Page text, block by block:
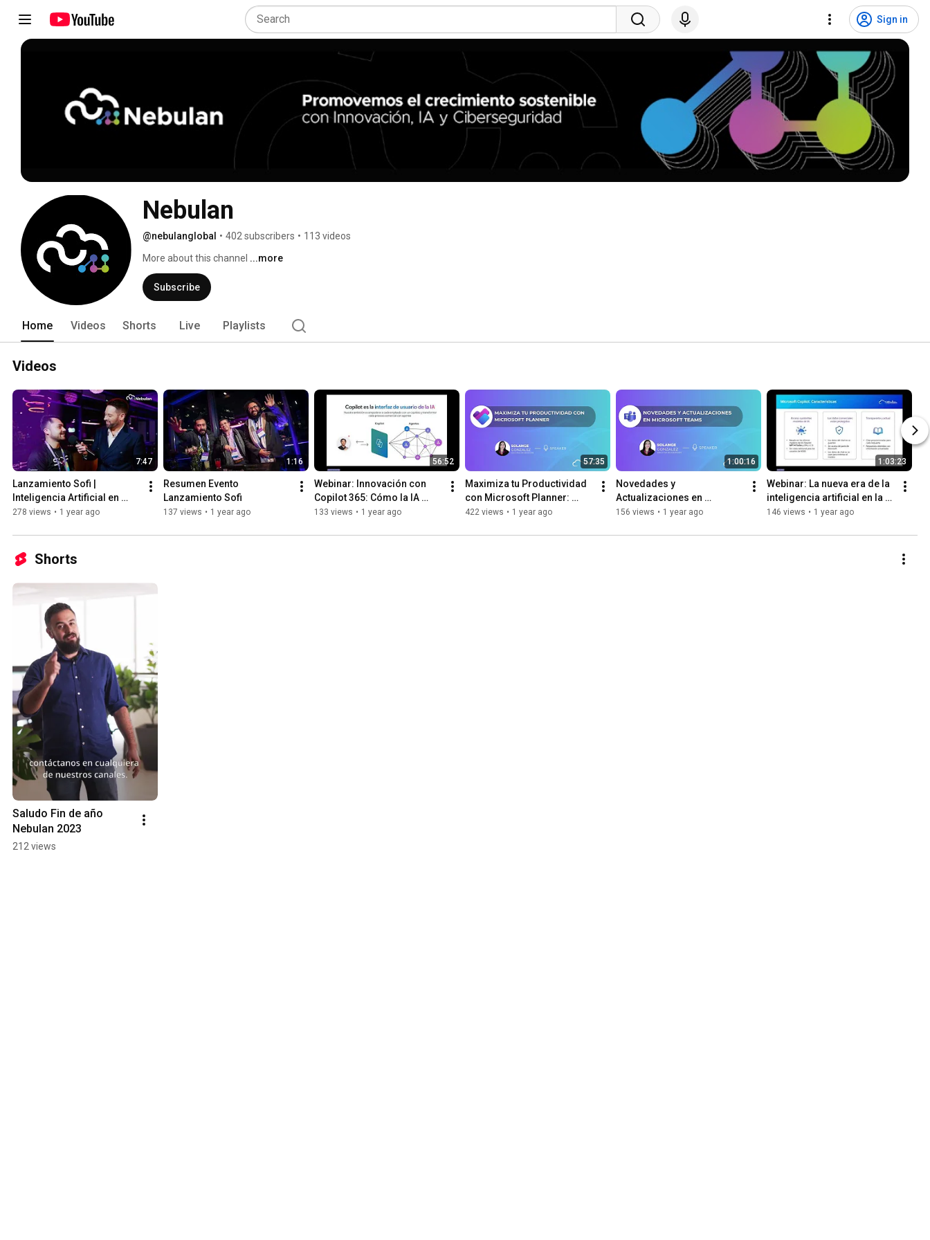
Sign in
Nebulan
@nebulanglobal • 402 subscribers • 113 videos
More about this channel ...more
Subscribe
Home Videos Shorts Live Playlists
Videos
7:47
Lanzamiento Sofi |
Inteligencia Artificial en
Ciberseguridad
278 views • 1 year ago
1:16
Resumen Evento
Lanzamiento Sofi
137 views • 1 year ago
56:52
Webinar: Innovación con
Copilot 365: Cómo la IA
Puede Impulsar tu Negocio
133 views • 1 year ago
57:35
Maximiza tu Productividad
con Microsoft Planner:
Nuevas Funcionalidades y
422 views • 1 year ago
1:00:16
Novedades y
Actualizaciones en
Microsoft Teams: Potencia
156 views • 1 year ago
1:03:23
Webinar: La nueva era de la
inteligencia artificial en la
productividad empresarial
146 views • 1 year ago
Shorts
Saludo Fin de año
Nebulan 2023
212 views